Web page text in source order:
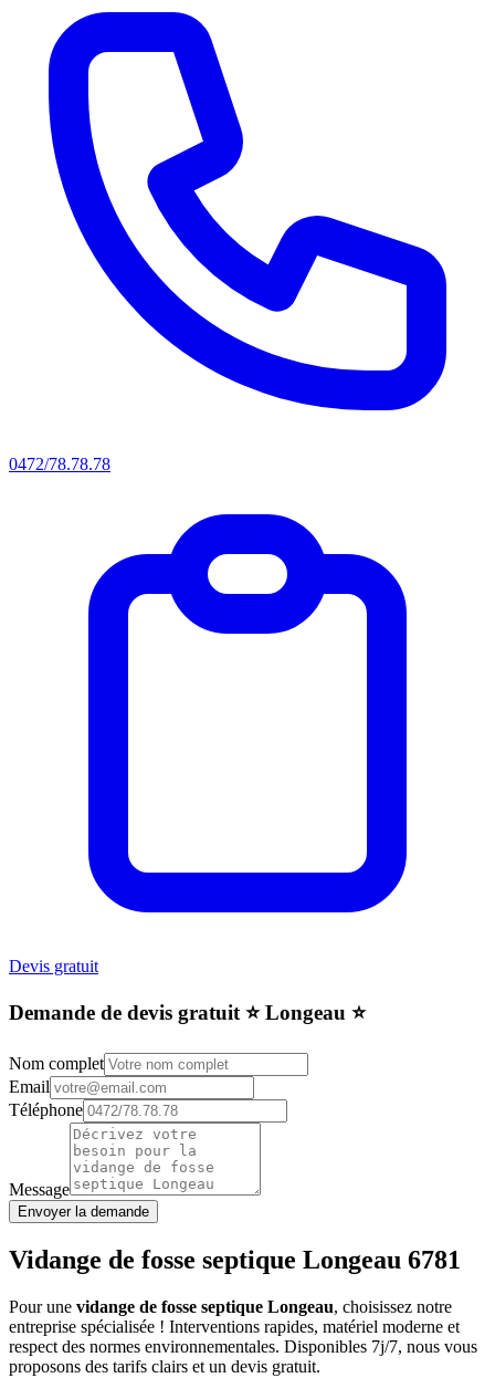
0472/78.78.78
Devis gratuit
Demande de devis gratuit ⭐️ Longeau ⭐️
Nom complet
Email
Téléphone
Message
Envoyer la demande
Vidange de fosse septique Longeau 6781
Pour une vidange de fosse septique Longeau, choisissez notre
entreprise spécialisée ! Interventions rapides, matériel moderne et
respect des normes environnementales. Disponibles 7j/7, nous vous
proposons des tarifs clairs et un devis gratuit.